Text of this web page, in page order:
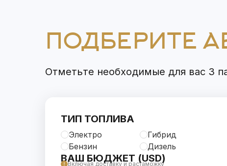
ПОДБЕРИТЕ
Отметьте необходимые для вас 3
ТИП ТОПЛИВА
Электро
Гибрид
Бензин
Дизель
ВАШ БЮДЖЕТ (USD)
Включая доставку и растаможку